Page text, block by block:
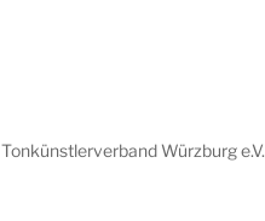
Tonkünstlerverband Würzburg e.V.